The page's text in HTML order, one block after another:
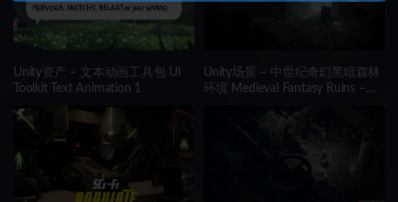
Unity资产 – 文本动画工具包 UI
Toolkit Text Animation 1
Unity场景 – 中世纪奇幻黑暗森林
环境 Medieval Fantasy Ruins –